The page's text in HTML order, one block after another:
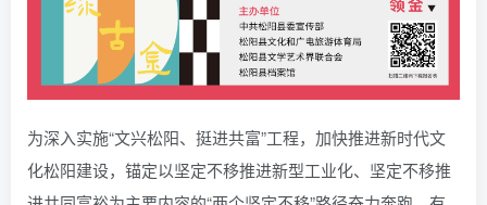
为深入实施“文兴松阳、挺进共富”工程，加快推进新时代文
化松阳建设，锚定以坚定不移推进新型工业化、坚定不移推